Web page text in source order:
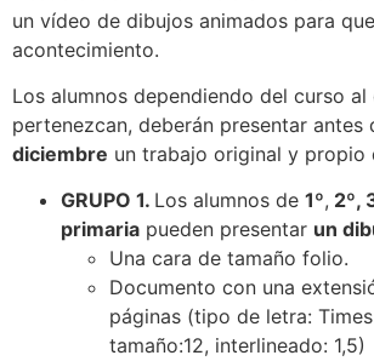
un vídeo de dibujos animados para
acontecimiento.
Los alumnos dependiendo del curso al
pertenezcan, deberán presentar antes
diciembre un trabajo original y propio
GRUPO 1. Los alumnos de 1º, 2º,
primaria pueden presentar un
Una cara de tamaño folio.
Documento con una
páginas (tipo de letra:
tamaño:12, interlineado: 1,5)